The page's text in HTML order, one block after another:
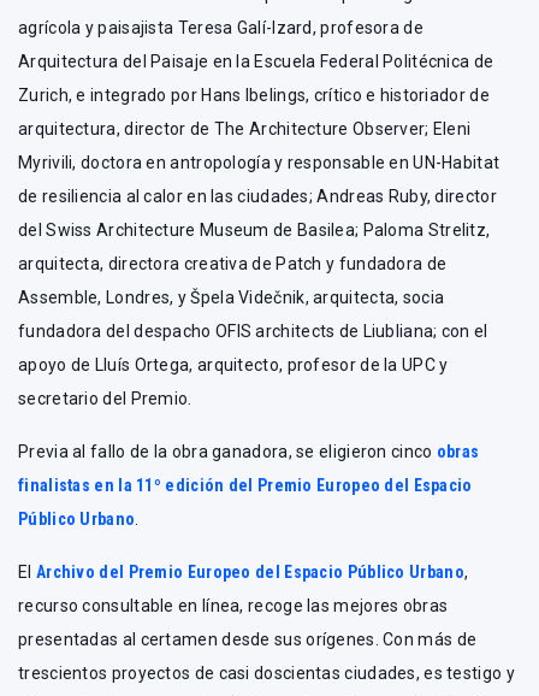
agrícola y paisajista Teresa Galí-Izard, profesora de
Arquitectura del Paisaje en la Escuela Federal Politécnica de
Zurich, e integrado por Hans Ibelings, crítico e historiador de
arquitectura, director de The Architecture Observer; Eleni
Myrivili, doctora en antropología y responsable en UN-Habitat
de resiliencia al calor en las ciudades; Andreas Ruby, director
del Swiss Architecture Museum de Basilea; Paloma Strelitz,
arquitecta, directora creativa de Patch y fundadora de
Assemble, Londres, y Špela Videčnik, arquitecta, socia
fundadora del despacho OFIS architects de Liubliana; con el
apoyo de Lluís Ortega, arquitecto, profesor de la UPC y
secretario del Premio.
Previa al fallo de la obra ganadora, se eligieron cinco obras
finalistas en la 11º edición del Premio Europeo del Espacio
Público Urbano.
El Archivo del Premio Europeo del Espacio Público Urbano,
recurso consultable en línea, recoge las mejores obras
presentadas al certamen desde sus orígenes. Con más de
trescientos proyectos de casi doscientas ciudades, es testigo y